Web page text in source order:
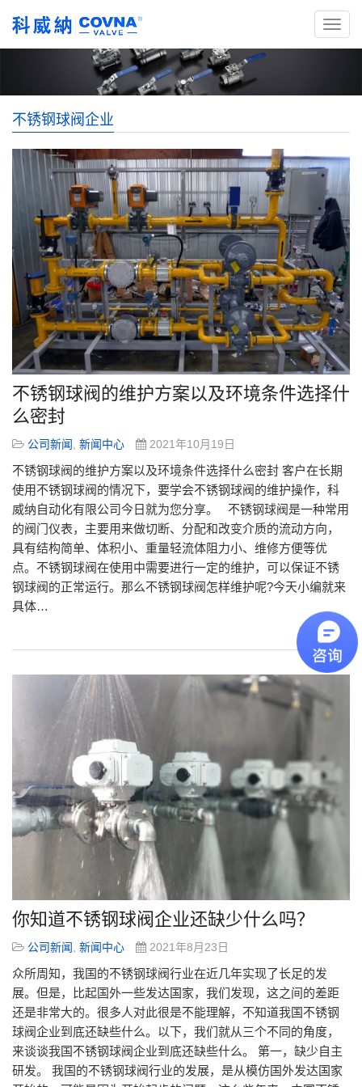
不锈钢球阀企业
不锈钢球阀的维护方案以及环境条件选择什
么密封
公司新闻 新闻中心 2021年10月19日
不锈钢球阀的维护方案以及环境条件选择什么密封 客户在长期
使用不锈钢球阀的情况下，要学会不锈钢球阀的维护操作，科
威纳自动化有限公司今日就为您分享。 不锈钢球阀是一种常用
的阀门仪表，主要用来做切断、分配和改变介质的流动方向，
具有结构简单、体积小、重量轻流体阻力小、维修方便等优
点。不锈钢球阀在使用中需要进行一定的维护，可以保证不锈
钢球阀的正常运行。那么不锈钢球阀怎样维护呢?今天小编就来
具体…
阅读更多»
你知道不锈钢球阀企业还缺少什么吗？
公司新闻 新闻中心 2021年8月23日
众所周知，我国的不锈钢球阀行业在近几年实现了长足的发
展。但是，比起国外一些发达国家，我们发现，这之间的差距
还是非常大的。很多人对此很是不能理解，不知道我国不锈钢
球阀企业到底还缺些什么。以下，我们就从三个不同的角度，
来谈谈我国不锈钢球阀企业到底还缺些什么。 第一，缺少自主
研发。 我国的不锈钢球阀行业的发展，是从模仿国外发达国家